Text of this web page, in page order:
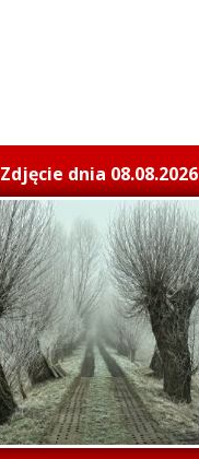
Zdjęcie dnia 08.08.2026